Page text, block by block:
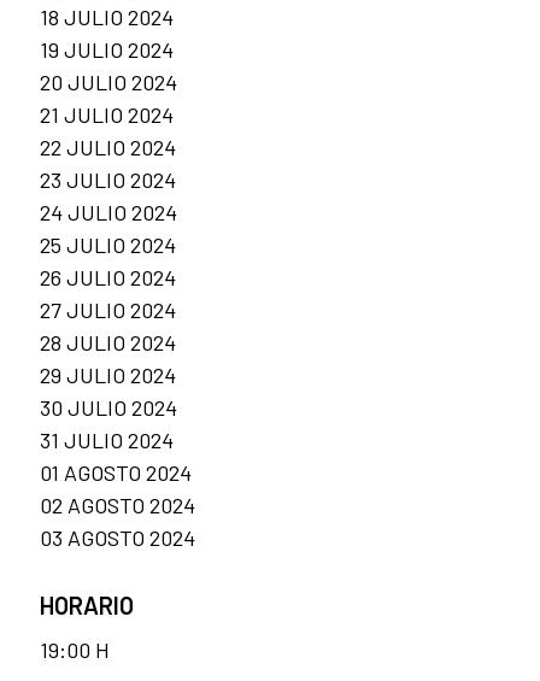
18 JULIO 2024
19 JULIO 2024
20 JULIO 2024
21 JULIO 2024
22 JULIO 2024
23 JULIO 2024
24 JULIO 2024
25 JULIO 2024
26 JULIO 2024
27 JULIO 2024
28 JULIO 2024
29 JULIO 2024
30 JULIO 2024
31 JULIO 2024
01 AGOSTO 2024
02 AGOSTO 2024
03 AGOSTO 2024
HORARIO
19:00 H